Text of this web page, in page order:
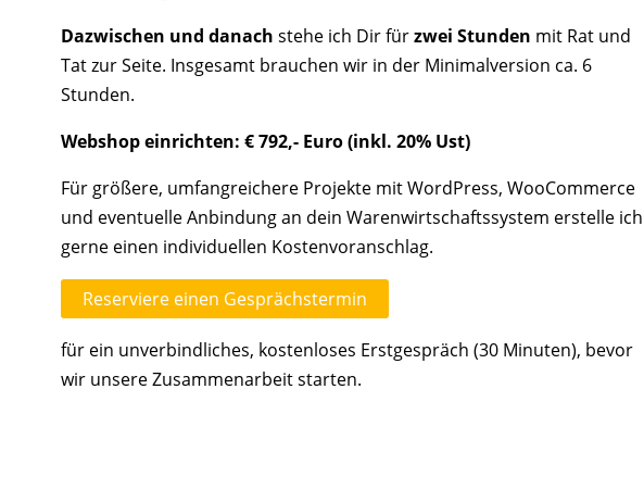
Dazwischen und danach stehe ich Dir fürzwei Stunden mit Rat und
Tat zur Seite. Insgesamt brauchen wir in der Minimalversion ca. 6
Stunden.
Webshop einrichten: € 792,- Euro (inkl. 20% Ust)
Für größere, umfangreichere Projekte mit WordPress, WooCommerce
und eventuelle Anbindung an dein Warenwirtschaftssystem erstelle ich
gerne einen individuellen Kostenvoranschlag.
Reserviere einen Gesprächstermin
für ein unverbindliches, kostenloses Erstgespräch (30 Minuten), bevor
wir unsere Zusammenarbeit starten.